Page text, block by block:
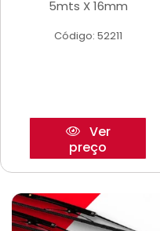
5mts X 16mm
Código: 52211
Ver
preço